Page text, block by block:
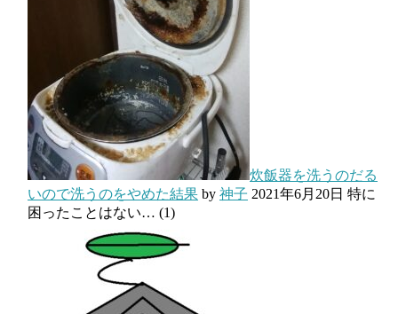
炊飯器を洗うのだる
いので洗うのをやめた結果 by 神子 2021年6月20日 特に
困ったことはない… (1)